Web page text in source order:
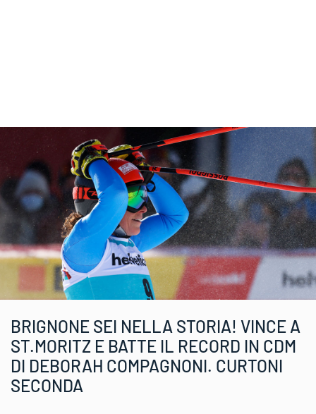
BRIGNONE SEI NELLA STORIA! VINCE A
ST.MORITZ E BATTE IL RECORD IN CDM
DI DEBORAH COMPAGNONI. CURTONI
SECONDA